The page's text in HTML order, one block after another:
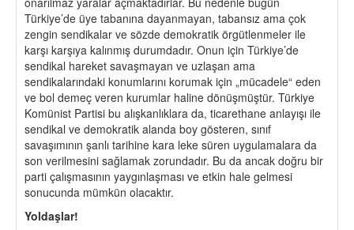
Türkiye’de üye tabanına dayanmayan, tabansız ama çok
zengin sendikalar ve sözde demokratik örgütlenmeler ile
karşı karşıya kalınmış durumdadır. Onun için Türkiye’de
sendikal hareket savaşmayan ve uzlaşan ama
sendikalarındaki konumlarını korumak için „mücadele“ eden
ve bol demeç veren kurumlar haline dönüşmüştür. Türkiye
Komünist Partisi bu alışkanlıklara da, ticarethane anlayışı ile
sendikal ve demokratik alanda boy gösteren, sınıf
savaşımının şanlı tarihine kara leke süren uygulamalara da
son verilmesini sağlamak zorundadır. Bu da ancak doğru bir
parti çalışmasının yaygınlaşması ve etkin hale gelmesi
sonucunda mümkün olacaktır.
Yoldaşlar!